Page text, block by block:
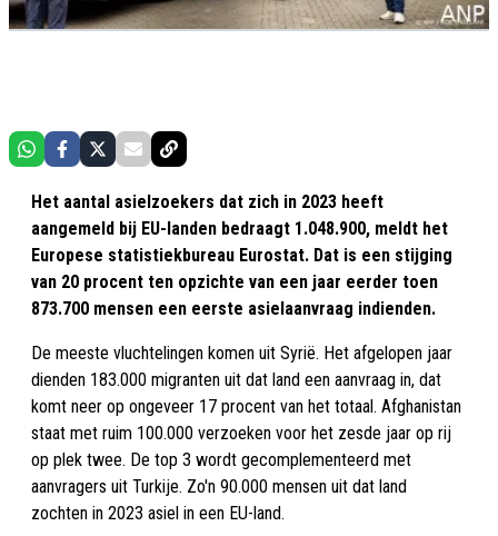
Het aantal asielzoekers dat zich in 2023 heeft
aangemeld bij EU-landen bedraagt 1.048.900, meldt het
Europese statistiekbureau Eurostat. Dat is een stijging
van 20 procent ten opzichte van een jaar eerder toen
873.700 mensen een eerste asielaanvraag indienden.
De meeste vluchtelingen komen uit Syrië. Het afgelopen jaar
dienden 183.000 migranten uit dat land een aanvraag in, dat
komt neer op ongeveer 17 procent van het totaal. Afghanistan
staat met ruim 100.000 verzoeken voor het zesde jaar op rij
op plek twee. De top 3 wordt gecomplementeerd met
aanvragers uit Turkije. Zo'n 90.000 mensen uit dat land
zochten in 2023 asiel in een EU-land.